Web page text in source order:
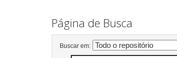
Página de Busca
Buscar em: